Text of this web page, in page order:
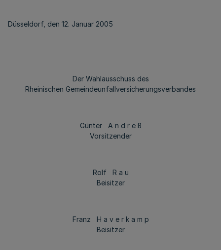
Düsseldorf, den 12. Januar 2005
Der Wahlausschuss des
Rheinischen Gemeindeunfallversicherungsverbandes
Günter A n d r e ß
Vorsitzender
Rolf R a u
Beisitzer
Franz H a v e r k a m p
Beisitzer